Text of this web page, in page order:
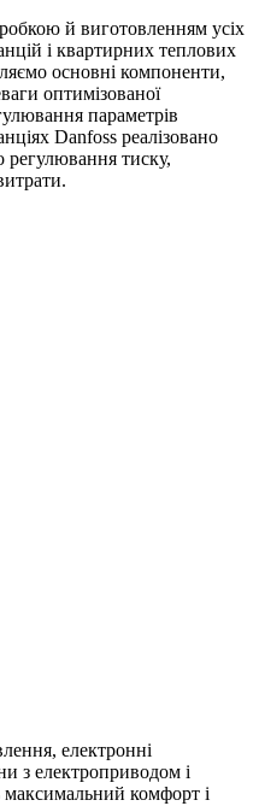
й виготовленням усіх
і квартирних теплових
основні компоненти,
оптимізованої
параметрів
Danfoss реалізовано
регулювання тиску,
електронні
з електроприводом і
максимальний комфорт і